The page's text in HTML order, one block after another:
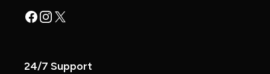
Facebook
Instagram
X
24/7 Support